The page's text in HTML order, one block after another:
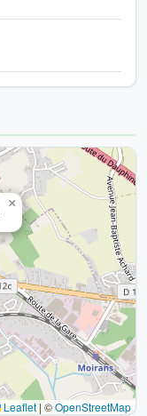
×
Leaflet | ©OpenStreetMap